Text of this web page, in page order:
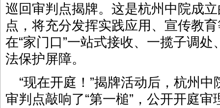
巡回审判点揭牌。这是杭州中院成
点，将充分发挥实践应用、宣传教
在“家门口”一站式接收、一揽子调
法保护屏障。
“现在开庭！”揭牌活动后，杭州
审判点敲响了“第一槌”，公开开庭